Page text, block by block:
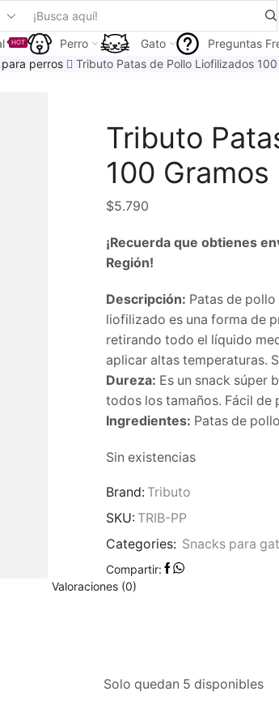
Search
input
HOT Perro Gato
Preguntas
perros Tributo Patas de Pollo Liofilizados 100
Tributo
100 Gramos
$5.790
¡Recuerda que obtienes
Región!
Descripción: Patas de
liofilizado es una forma de
retirando todo el líquido
aplicar altas temperaturas.
Dureza: Es un snack súper
todos los tamaños. Fácil de
Ingredientes: Patas de
Sin existencias
Brand: Tributo
SKU: TRIB-PP
Categories: Snacks para
Compartir:
Valoraciones (0)
Solo quedan 5 disponibles